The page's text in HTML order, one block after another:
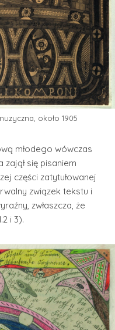
około 1905
młodego wówczas
się pisaniem
części zatytułowanej
związek tekstu i
zwłaszcza, że
i 3).